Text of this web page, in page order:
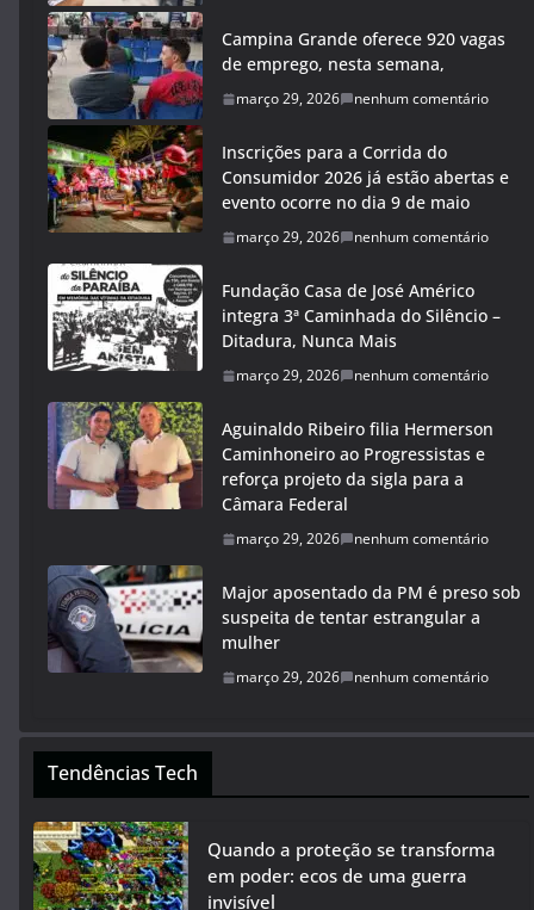
Campina Grande oferece 920 vagas
de emprego, nesta semana,
março 29, 2026 nenhum comentário
Inscrições para a Corrida do
Consumidor 2026 já estão abertas e
evento ocorre no dia 9 de maio
março 29, 2026 nenhum comentário
Fundação Casa de José Américo
integra 3ª Caminhada do Silêncio –
Ditadura, Nunca Mais
março 29, 2026 nenhum comentário
Aguinaldo Ribeiro filia Hermerson
Caminhoneiro ao Progressistas e
reforça projeto da sigla para a
Câmara Federal
março 29, 2026 nenhum comentário
Major aposentado da PM é preso sob
suspeita de tentar estrangular a
mulher
março 29, 2026 nenhum comentário
Tendências Tech
Quando a proteção se transforma
em poder: ecos de uma guerra
invisível